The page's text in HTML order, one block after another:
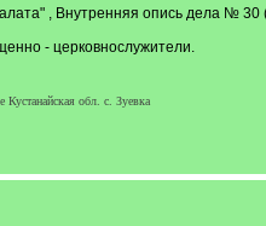
, Внутренняя опись дела № 30
- церковнослужители.
обл. с. Зуевка